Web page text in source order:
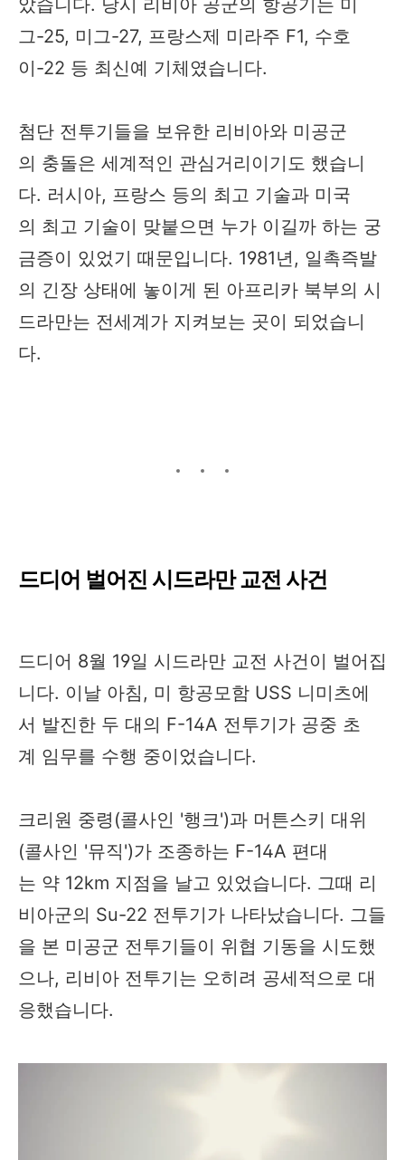
았습니다. 당시 리비아 공군의 항공기는 미
그-25, 미그-27, 프랑스제 미라주 F1, 수호
이-22 등 최신예 기체였습니다.
첨단 전투기들을 보유한 리비아와 미공군
의 충돌은 세계적인 관심거리이기도 했습니
다. 러시아, 프랑스 등의 최고 기술과 미국
의 최고 기술이 맞붙으면 누가 이길까 하는 궁
금증이 있었기 때문입니다. 1981년, 일촉즉발
의 긴장 상태에 놓이게 된 아프리카 북부의 시
드라만는 전세계가 지켜보는 곳이 되었습니
다.
드디어 벌어진 시드라만 교전 사건
드디어 8월 19일 시드라만 교전 사건이 벌어집
니다. 이날 아침, 미 항공모함 USS 니미츠에
서 발진한 두 대의 F-14A 전투기가 공중 초
계 임무를 수행 중이었습니다.
크리원 중령(콜사인 '행크')과 머튼스키 대위
(콜사인 '뮤직')가 조종하는 F-14A 편대
는 약 12km 지점을 날고 있었습니다. 그때 리
비아군의 Su-22 전투기가 나타났습니다. 그들
을 본 미공군 전투기들이 위협 기동을 시도했
으나, 리비아 전투기는 오히려 공세적으로 대
응했습니다.